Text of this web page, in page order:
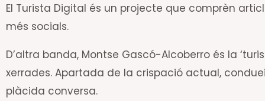
El Turista Digital és un projecte que comprèn
més socials.
D’altra banda, Montse Gascó-Alcoberro és la
xerrades. Apartada de la crispació actual,
plàcida conversa.